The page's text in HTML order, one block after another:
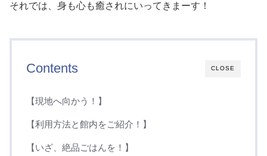
それでは、身も心も癒されにいってきまーす！
CLOSE
Contents
【現地へ向かう！】
【利用方法と館内をご紹介！】
【いざ、絶品ごはんを！】